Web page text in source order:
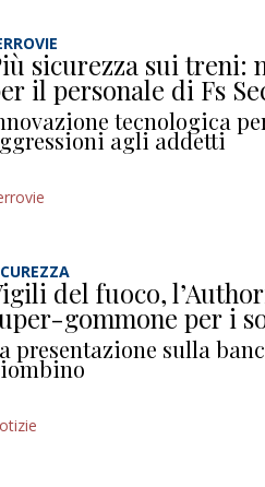
sicurezza sui treni:
il personale di Fs
tecnologica
agli addetti
del fuoco,
gommone per i
presentazione sulla